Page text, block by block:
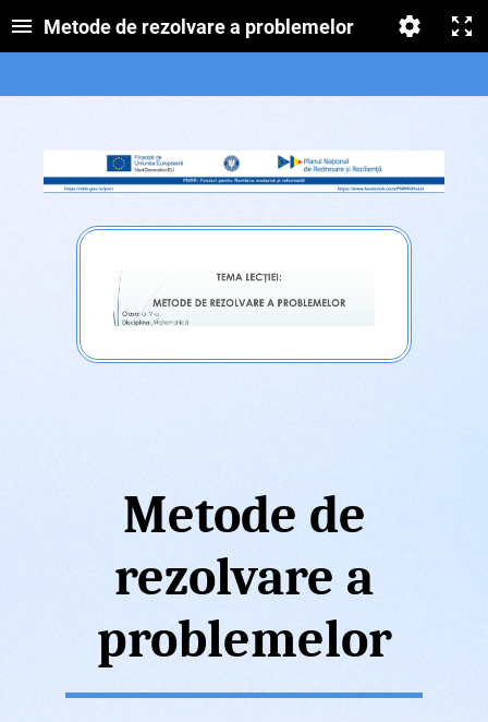
Metode de rezolvare a problemelor
Metode de
rezolvare a
problemelor